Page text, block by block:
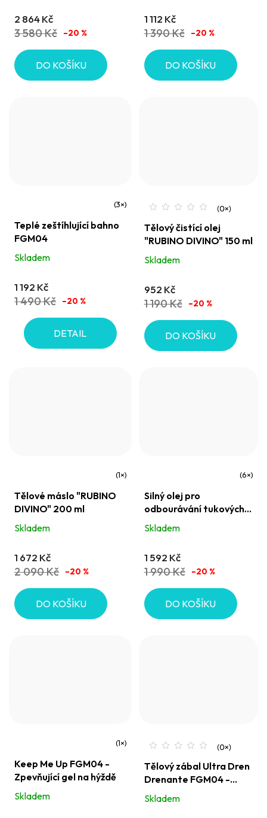
2 864 Kč
3 580 Kč –20 %
DO KOŠÍKU
1 112 Kč
1 390 Kč –20 %
DO KOŠÍKU
hodnocení
produktu
je
z
5
hvězdiček.
Teplé zeštíhlující bahno
FGM04
Skladem
1 192 Kč
1 490 Kč –20 %
DETAIL
Tělový čistící olej
"RUBINO DIVINO" 150 ml
Skladem
952 Kč
1 190 Kč –20 %
DO KOŠÍKU
hodnocení
produktu
je
z
5
hvězdiček.
Tělové máslo "RUBINO
DIVINO" 200 ml
Skladem
1 672 Kč
2 090 Kč –20 %
DO KOŠÍKU
hodnocení
produktu
je
z
5
hvězdiček.
Silný olej pro
odbourávání tukových
buněk s
Fosfatidylcholinem
Skladem
1 592 Kč
1 990 Kč –20 %
DO KOŠÍKU
hodnocení
produktu
je
Keep Me Up FGM04 -
Zpevňující gel na hýždě
Skladem
Tělový zábal Ultra Dren
Drenante FGM04 -
chladivé obvazy
podporující odvodnění
Skladem